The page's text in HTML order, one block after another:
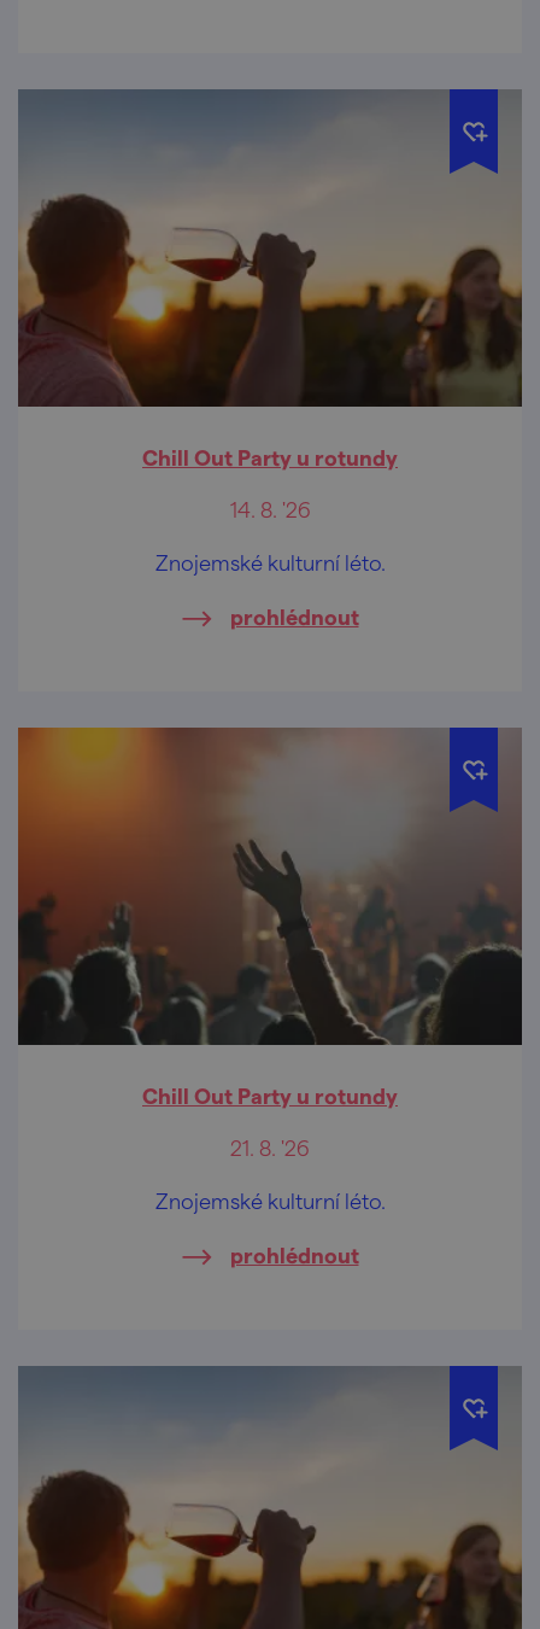
Chill Out Party u rotundy
14. 8. '26
Znojemské kulturní léto.
prohlédnout
Chill Out Party u rotundy
21. 8. '26
Znojemské kulturní léto.
prohlédnout